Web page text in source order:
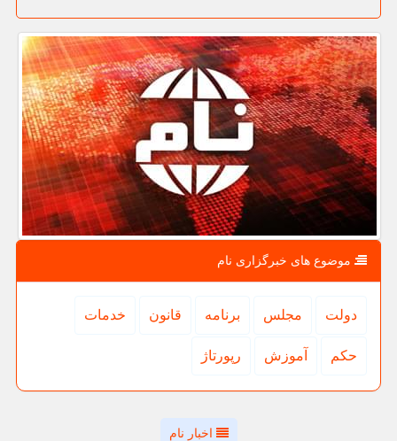
موضوع های خبرگزاری نام
دولت مجلس برنامه قانون خدمات
حكم آموزش رپورتاژ
اخبار نام